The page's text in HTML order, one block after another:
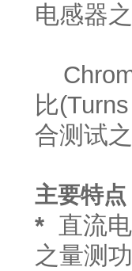
电感器
比
合测试
主要特点
* 直流
之量测